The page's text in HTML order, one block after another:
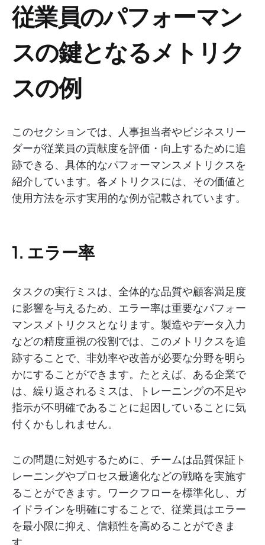
従業員のパフォーマン
スの鍵となるメトリク
スの例
このセクションでは、人事担当者やビジネスリー
ダーが従業員の貢献度を評価・向上するために追
跡できる、具体的なパフォーマンスメトリクスを
紹介しています。各メトリクスには、その価値と
使用方法を示す実用的な例が記載されています。
1. エラー率
タスクの実行ミスは、全体的な品質や顧客満足度
に影響を与えるため、エラー率は重要なパフォー
マンスメトリクスとなります。製造やデータ入力
などの精度重視の役割では、このメトリクスを追
跡することで、非効率や改善が必要な分野を明ら
かにすることができます。たとえば、ある企業で
は、繰り返されるミスは、トレーニングの不足や
指示が不明確であることに起因していることに気
付くかもしれません。
この問題に対処するために、チームは品質保証ト
レーニングやプロセス最適化などの戦略を実施す
ることができます。ワークフローを標準化し、ガ
イドラインを明確にすることで、従業員はエラー
を最小限に抑え、信頼性を高めることができま
す。